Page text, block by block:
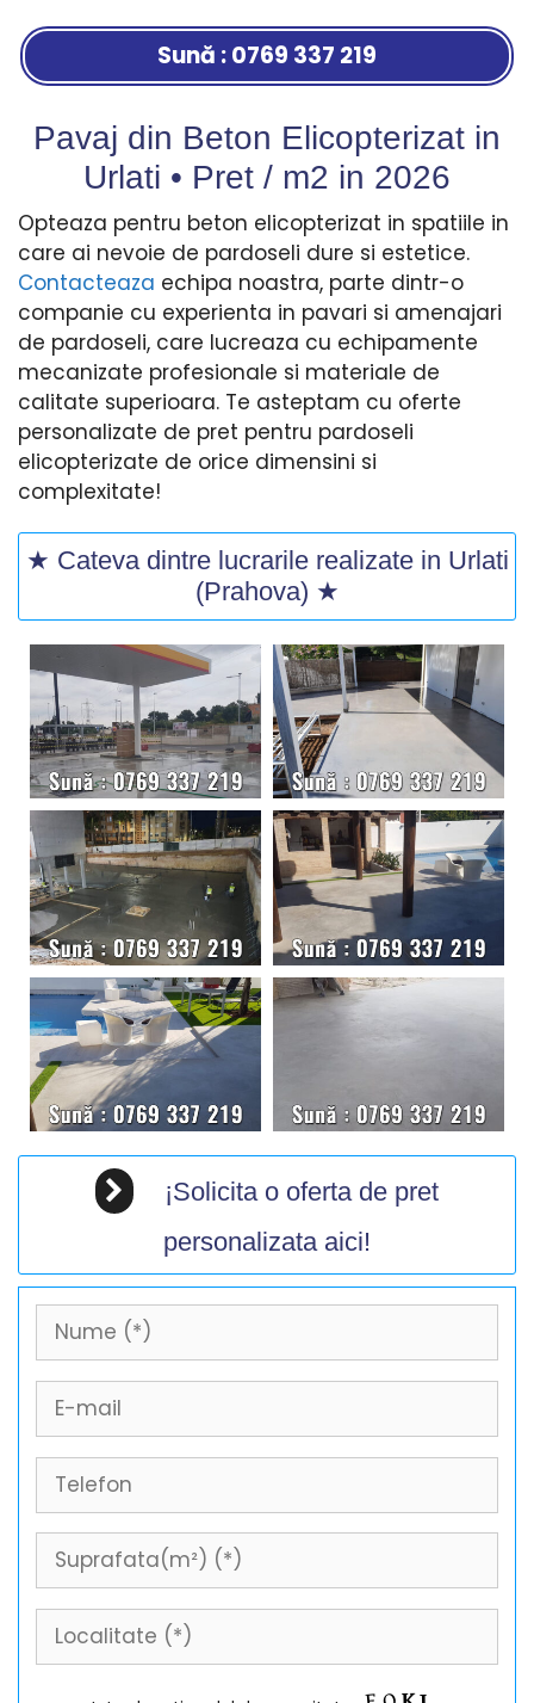
Sună : 0769 337 219
Pavaj din Beton Elicopterizat in
Urlati • Pret / m2 in 2026
Opteaza pentru beton elicopterizat in spatiile in
care ai nevoie de pardoseli dure si estetice.
Contacteaza echipa noastra, parte dintr-o
companie cu experienta in pavari si amenajari
de pardoseli, care lucreaza cu echipamente
mecanizate profesionale si materiale de
calitate superioara. Te asteptam cu oferte
personalizate de pret pentru pardoseli
elicopterizate de orice dimensini si
complexitate!
★ Cateva dintre lucrarile realizate in Urlati
(Prahova) ★
¡Solicita o oferta de pret
personalizata aici!